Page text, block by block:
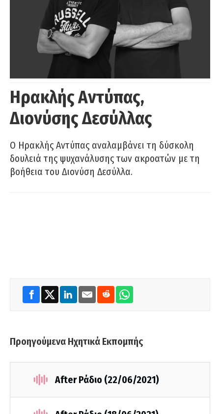
Ηρακλής Αντύπας,
Διονύσης Δεσύλλας
Ο Ηρακλής Αντύπας αναλαμβάνει τη δύσκολη
δουλειά της ψυχανάλυσης των ακροατών με τη
βοήθεια του Διονύση Δεσύλλα.
Προηγούμενα Ηχητικά Εκπομπής
After Ράδιο (22/06/2021)